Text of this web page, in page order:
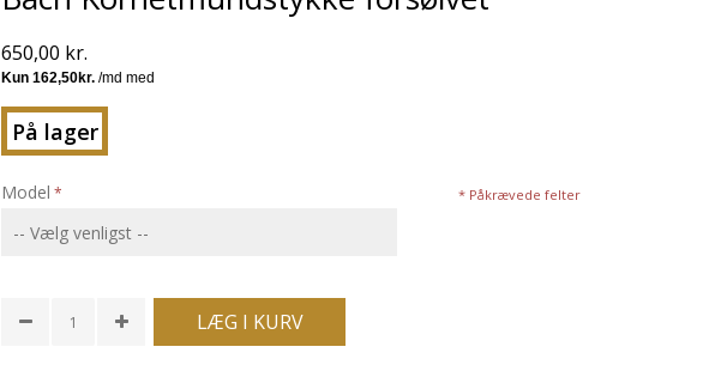
650,00 kr.
På lager
Model * Påkrævede felter
LÆG I KURV